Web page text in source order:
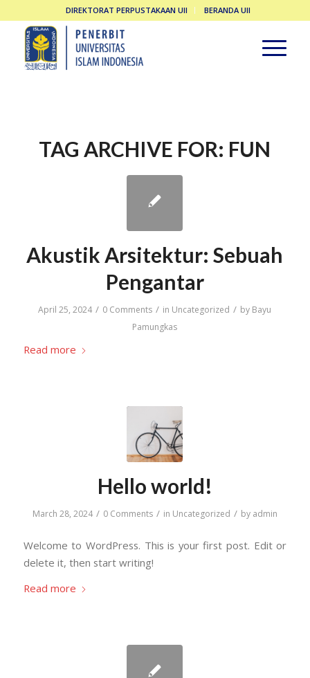
DIREKTORAT PERPUSTAKAAN UII BERANDA UII
TAG ARCHIVE FOR: FUN
Akustik Arsitektur: Sebuah
Pengantar
April 25, 2024 / 0 Comments / in Uncategorized / by Bayu
Pamungkas
Read more
Hello world!
March 28, 2024 / 0 Comments / in Uncategorized / by admin
Welcome to WordPress. This is your first post. Edit or
delete it, then start writing!
Read more